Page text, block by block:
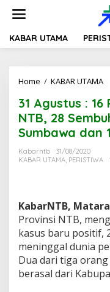
t
KABAR UTAMA
Home / KABAR UTAMA
A
g
u
6
o
s
i
t
i
f
31 Agustus :
NTB, 28
Sumbawa dan
Kabarntb
31/08/2020
KABAR UTAMA, PERISTIWA
KabarNTB,
Provinsi NTB,
kasus baru positif,
meninggal dunia
Dua dari tiga
berasal dari